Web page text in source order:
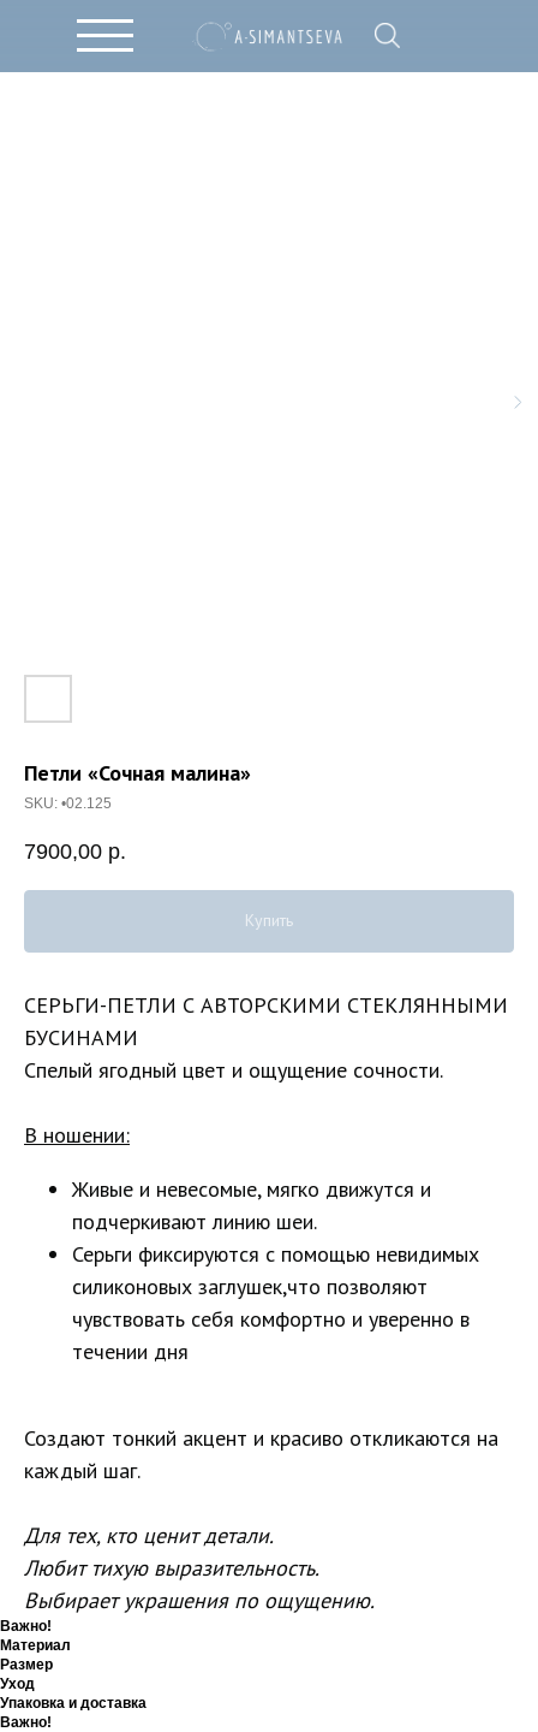
Петли «Сочная малина»
SKU: •02.125
7900,00 р.
Купить
СЕРЬГИ-ПЕТЛИ С АВТОРСКИМИ СТЕКЛЯННЫМИ
БУСИНАМИ
Спелый ягодный цвет и ощущение сочности.
В ношении:
Живые и невесомые, мягко движутся и
подчеркивают линию шеи.
Серьги фиксируются с помощью невидимых
силиконовых заглушек,что позволяют
чувствовать себя комфортно и уверенно в
течении дня
Создают тонкий акцент и красиво откликаются на
каждый шаг.
Для тех, кто ценит детали.
Любит тихую выразительность.
Выбирает украшения по ощущению.
Важно!
Материал
Размер
Уход
Упаковка и доставка
Важно!